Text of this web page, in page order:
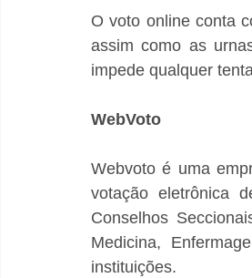
O voto online conta
assim como as
impede qualquer
WebVoto
Webvoto é uma
votação eletrônica
Conselhos
Medicina,
instituições.